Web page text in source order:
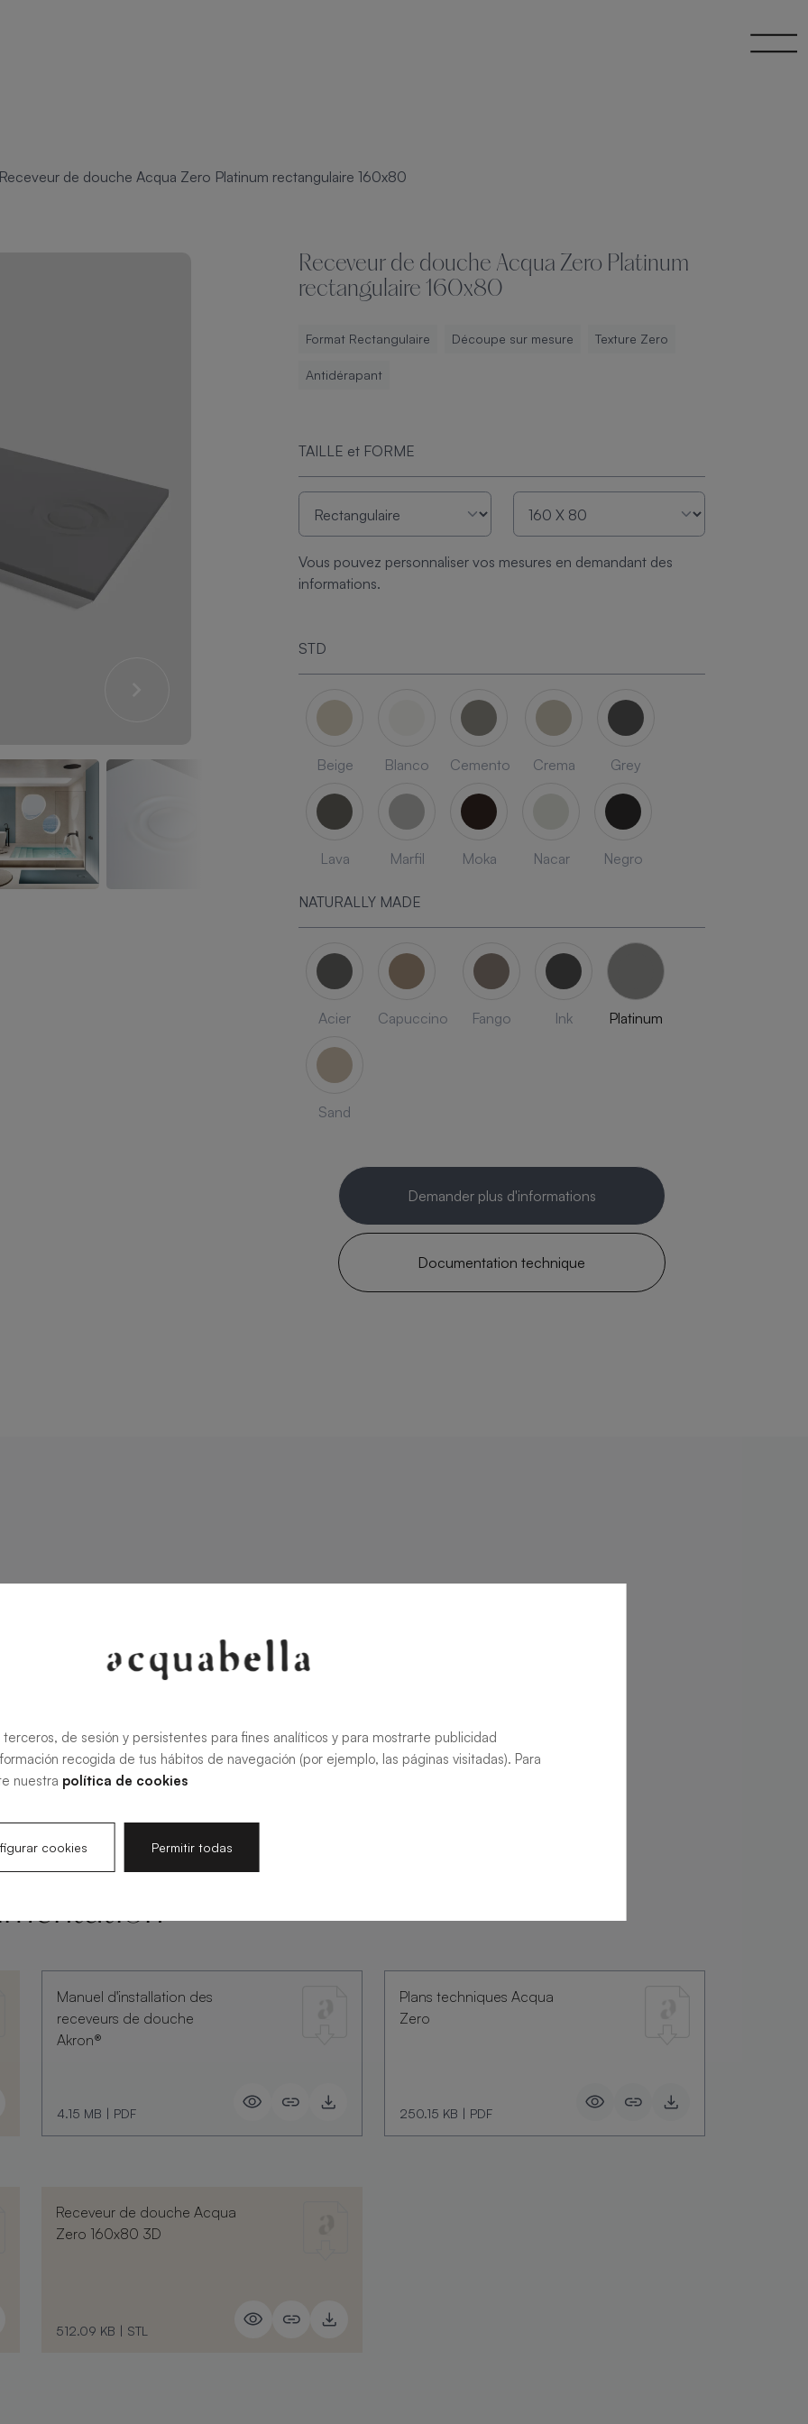
Receveur de douche Acqua Zero Platinum rectangulaire 160x80
Receveur de douche Acqua Zero Platinum
rectangulaire 160x80
Format Rectangulaire Découpe sur mesure Texture Zero
Antidérapant
TAILLE et FORME
Vous pouvez personnaliser vos mesures en demandant des
informations.
STD
Beige Blanco Cemento Crema Grey
Lava Marfil Moka Nacar Negro
NATURALLY MADE
Acier Capuccino Fango Ink Platinum
Sand
Demander plus d'informations
Documentation technique
Manuel d'installation des
receveurs de douche
Akron®
4.15 MB | PDF
Plans techniques Acqua
Zero
250.15 KB | PDF
Receveur de douche Acqua
Zero 160x80 3D
512.09 KB | STL
de sesión y persistentes para fines analíticos y para mostrarte publicidad
recogida de tus hábitos de navegación (por ejemplo, las páginas visitadas). Para
nuestra política de cookies
cookies Permitir todas